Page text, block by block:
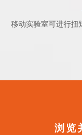
移动实验室可进行扭
浏览